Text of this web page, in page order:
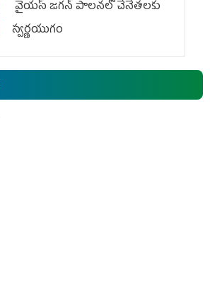
వైయ‌స్ జగన్ పాలనలో చేనేతలకు
స్వర్ణయుగం